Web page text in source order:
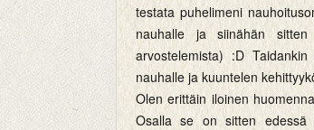
testata puhelimeni
nauhalle ja siinähän
arvostelemista) :D
nauhalle ja kuuntelen
Olen erittäin iloinen
Osalla se on sitten edessä